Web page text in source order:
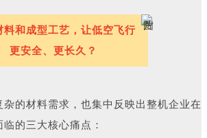
料和成型工艺，让低空飞行
更安全、更长久？
的材料需求，也集中反映出整机企业在
的三大核心痛点：